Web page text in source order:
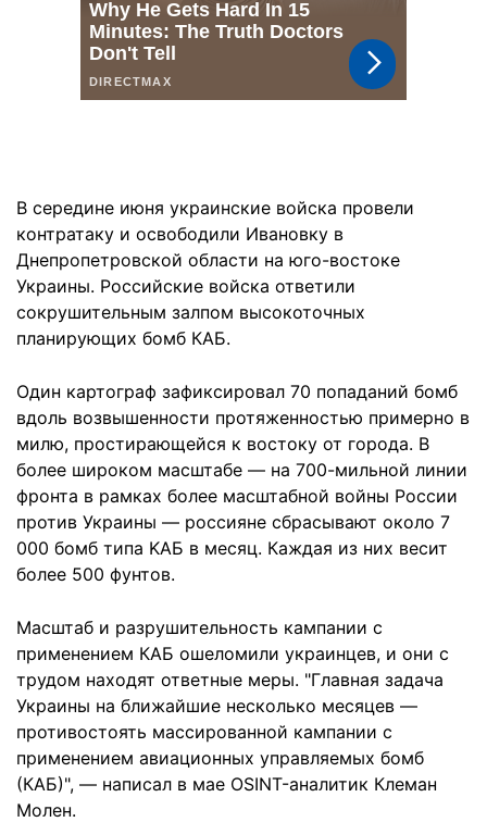
В середине июня украинские войска провели
контратаку и освободили Ивановку в
Днепропетровской области на юго-востоке
Украины. Российские войска ответили
сокрушительным залпом высокоточных
планирующих бомб КАБ.
Один картограф зафиксировал 70 попаданий бомб
вдоль возвышенности протяженностью примерно в
милю, простирающейся к востоку от города. В
более широком масштабе — на 700-мильной линии
фронта в рамках более масштабной войны России
против Украины — россияне сбрасывают около 7
000 бомб типа KAБ в месяц. Каждая из них весит
более 500 фунтов.
Масштаб и разрушительность кампании с
применением КАБ ошеломили украинцев, и они с
трудом находят ответные меры. "Главная задача
Украины на ближайшие несколько месяцев —
противостоять массированной кампании с
применением авиационных управляемых бомб
(КАБ)", — написал в мае OSINT-аналитик Клеман
Молен.